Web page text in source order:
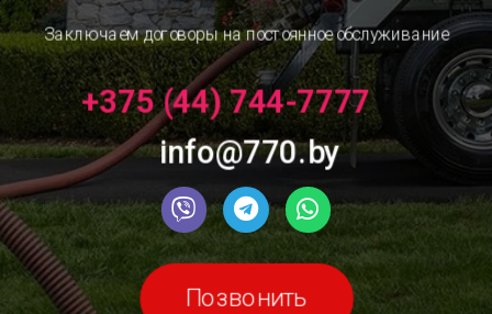
Заключаем договоры на постоянное обслуживание
+375 (44) 744-7777
info@770.by
Позвонить